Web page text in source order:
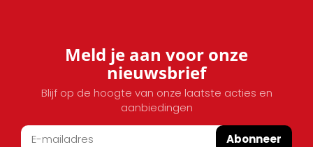
Meld je aan voor onze
nieuwsbrief
Blijf op de hoogte van onze laatste acties en
aanbiedingen
Abonneer